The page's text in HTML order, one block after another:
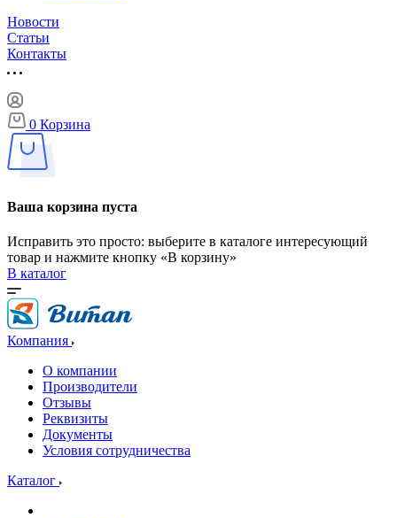
Новости
Статьи
Контакты
0 Корзина
Ваша корзина пуста
Исправить это просто: выберите в каталоге интересующий
товар и нажмите кнопку «В корзину»
В каталог
Компания
О компании
Производители
Отзывы
Реквизиты
Документы
Условия сотрудничества
Каталог